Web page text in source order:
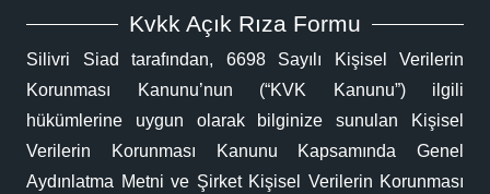
Kvkk Açık Rıza Formu
Silivri Siad tarafından, 6698 Sayılı Kişisel Verilerin
Korunması Kanunu’nun (“KVK Kanunu”) ilgili
hükümlerine uygun olarak bilginize sunulan Kişisel
Verilerin Korunması Kanunu Kapsamında Genel
Aydınlatma Metni ve Şirket Kişisel Verilerin Korunması